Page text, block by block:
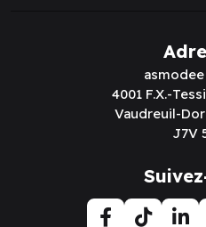
asmodee
4001 F.X.-
Vaudreuil-
J7V